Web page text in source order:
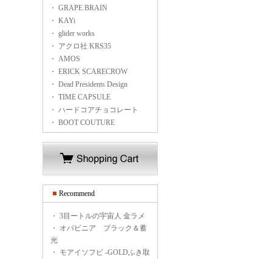
・ GRAPE BRAIN
・ KAYi
・ glider works
・ アクロ社 KRS35
・ AMOS
・ ERICK SCARECROW
・ Dead Presidents Design
・ TIME CAPSULE
・ ハードコアチョコレート
・ BOOT COUTURE
Recommend
・ 3目ートルの宇宙人 金ラメ
・ オパビニア ブラック＆蓄
光
・ モアイソフビ -GOLDふき取